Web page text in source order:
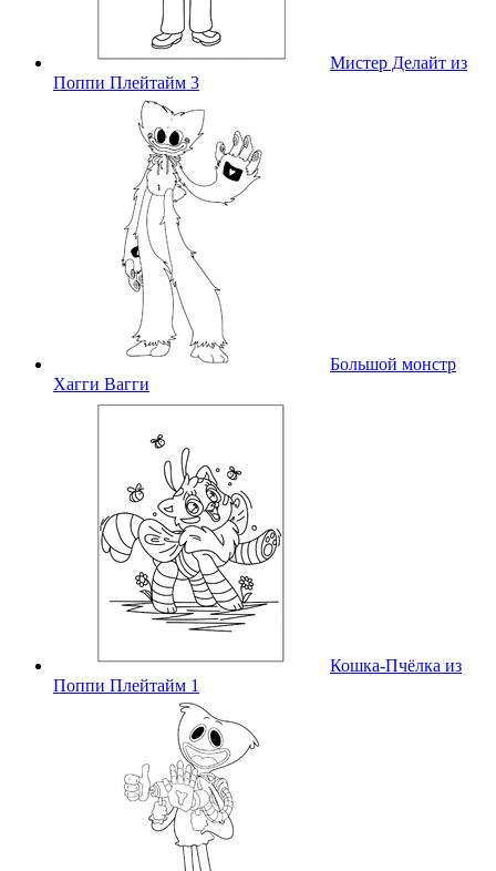
Мистер Делайт из
Поппи Плейтайм 3
Большой монстр
Хагги Вагги
Кошка-Пчёлка из
Поппи Плейтайм 1